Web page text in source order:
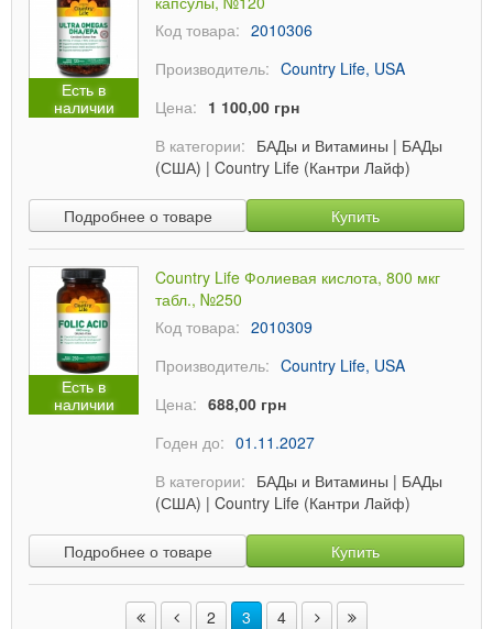
Есть в
наличии
Код товара: 2010306
Производитель: Country Life, USA
Цена: 1 100,00 грн
В категории: БАДы и Витамины | БАДы
(США) | Country Life (Кантри Лайф)
Подробнее о товаре Купить
Есть в
наличии
Country Life Фолиевая кислота, 800 мкг
табл., №250
Код товара: 2010309
Производитель: Country Life, USA
Цена: 688,00 грн
Годен до: 01.11.2027
В категории: БАДы и Витамины | БАДы
(США) | Country Life (Кантри Лайф)
Подробнее о товаре Купить
2 3 4